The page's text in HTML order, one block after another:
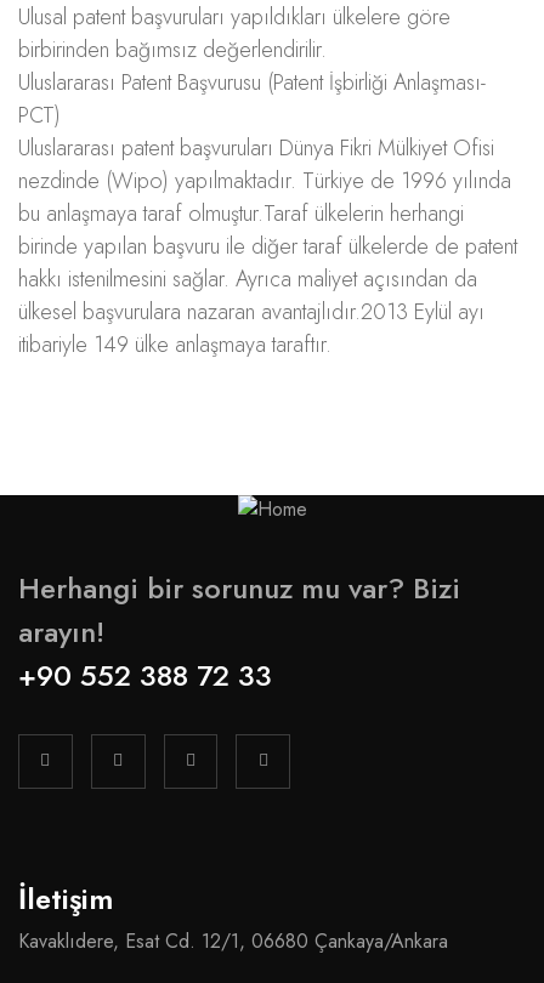
Ulusal patent başvuruları yapıldıkları ülkelere göre
birbirinden bağımsız değerlendirilir.
Uluslararası Patent Başvurusu (Patent İşbirliği Anlaşması-
PCT)
Uluslararası patent başvuruları Dünya Fikri Mülkiyet Ofisi
nezdinde (Wipo) yapılmaktadır. Türkiye de 1996 yılında
bu anlaşmaya taraf olmuştur.Taraf ülkelerin herhangi
birinde yapılan başvuru ile diğer taraf ülkelerde de patent
hakkı istenilmesini sağlar. Ayrıca maliyet açısından da
ülkesel başvurulara nazaran avantajlıdır.2013 Eylül ayı
itibariyle 149 ülke anlaşmaya taraftır.
Herhangi bir sorunuz mu var? Bizi
arayın!
+90 552 388 72 33
İletişim
Kavaklıdere, Esat Cd. 12/1, 06680 Çankaya/Ankara